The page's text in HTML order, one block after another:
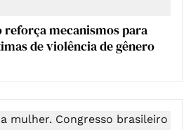
mecanismos para
de violência de gênero